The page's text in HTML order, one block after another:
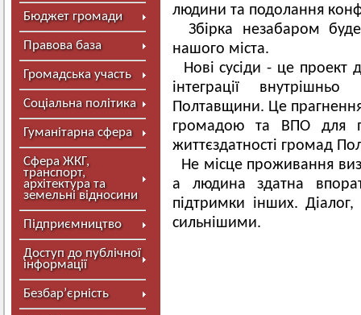
Бюджет громади
Правова база
Громадська участь
Соціальна політика
Гуманітарна сфера
Сфера ЖКГ,
транспорт,
архітектура та
земельні відносини
Підприємництво
Доступ до публічної
інформації
Безбар’єрність
людини та подолання
Збірка незабаром
нашого міста.
Нові сусіди - це проект
інтеграції
Полтавщини. Це
громадою та ВПО для
життєздатності громад
Не місце проживання
а людина здатна
підтримки інших. Діалог,
сильнішими.